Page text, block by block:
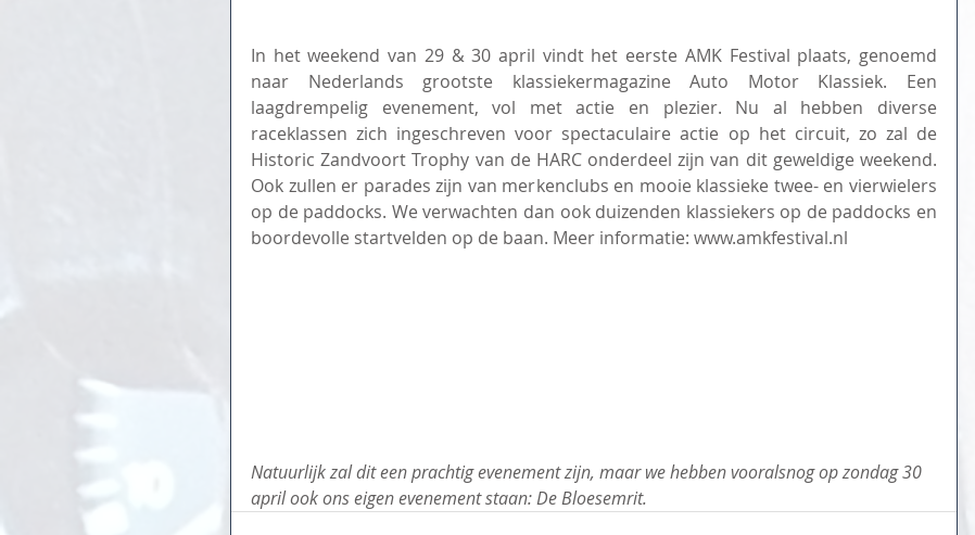
In het weekend van 29 & 30 april vindt het eerste AMK Festival plaats, genoemd
naar Nederlands grootste klassiekermagazine Auto Motor Klassiek. Een
laagdrempelig evenement, vol met actie en plezier. Nu al hebben diverse
raceklassen zich ingeschreven voor spectaculaire actie op het circuit, zo zal de
Historic Zandvoort Trophy van de HARC onderdeel zijn van dit geweldige weekend.
Ook zullen er parades zijn van merkenclubs en mooie klassieke twee- en vierwielers
op de paddocks. We verwachten dan ook duizenden klassiekers op de paddocks en
boordevolle startvelden op de baan. Meer informatie: www.amkfestival.nl
Natuurlijk zal dit een prachtig evenement zijn, maar we hebben vooralsnog op zondag 30
april ook ons eigen evenement staan: De Bloesemrit.